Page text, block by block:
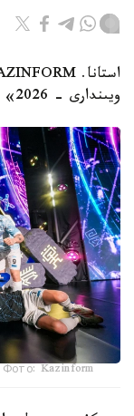
ويىندارى - 2026» ءتۋرنيرى اياقتالدى.
Фото: Kazinform